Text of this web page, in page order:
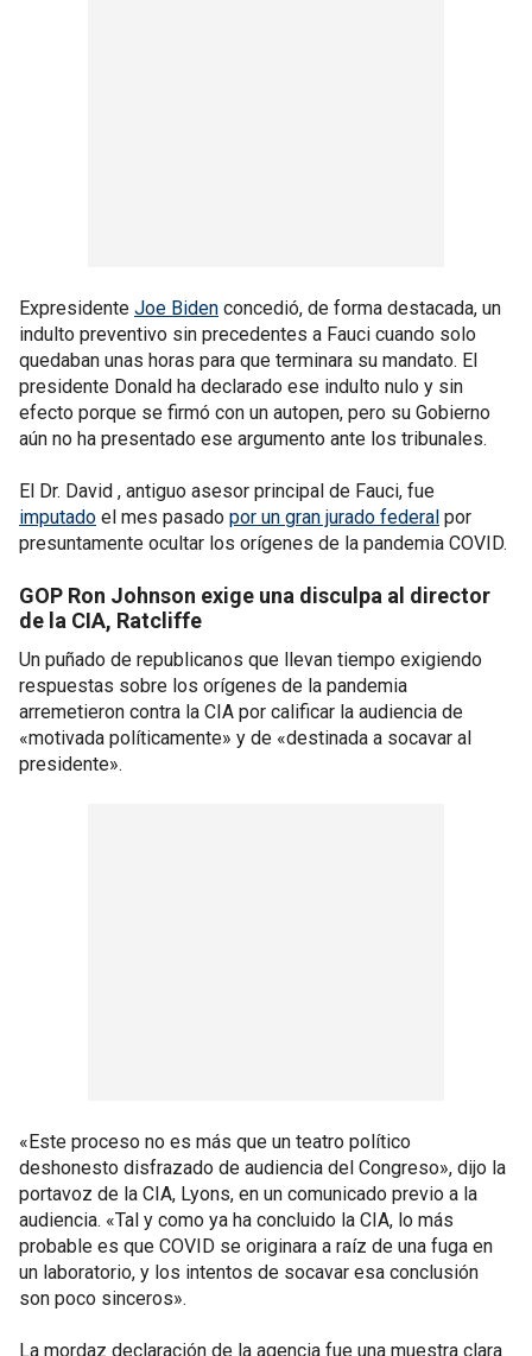
Expresidente Joe Biden concedió, de forma destacada, un
indulto preventivo sin precedentes a Fauci cuando solo
quedaban unas horas para que terminara su mandato. El
presidente Donald ha declarado ese indulto nulo y sin
efecto porque se firmó con un autopen, pero su Gobierno
aún no ha presentado ese argumento ante los tribunales.
El Dr. David , antiguo asesor principal de Fauci, fue
imputado el mes pasado por un gran jurado federal por
presuntamente ocultar los orígenes de la pandemia COVID.
GOP Ron Johnson exige una disculpa al director
de la CIA, Ratcliffe
Un puñado de republicanos que llevan tiempo exigiendo
respuestas sobre los orígenes de la pandemia
arremetieron contra la CIA por calificar la audiencia de
«motivada políticamente» y de «destinada a socavar al
presidente».
«Este proceso no es más que un teatro político
deshonesto disfrazado de audiencia del Congreso», dijo la
portavoz de la CIA, Lyons, en un comunicado previo a la
audiencia. «Tal y como ya ha concluido la CIA, lo más
probable es que COVID se originara a raíz de una fuga en
un laboratorio, y los intentos de socavar esa conclusión
son poco sinceros».
La mordaz declaración de la agencia fue una muestra clara